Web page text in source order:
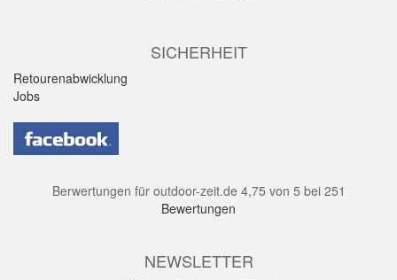
SICHERHEIT
Retourenabwicklung
Jobs
Berwertungen für outdoor-zeit.de 4,75 von 5 bei 251
Bewertungen
NEWSLETTER